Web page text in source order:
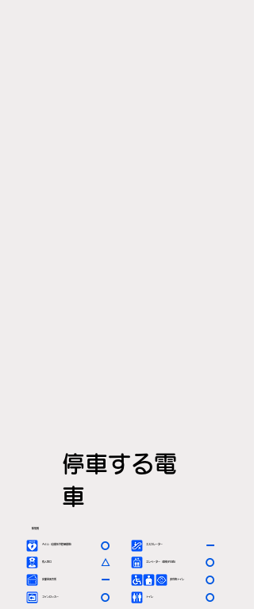
停車する電
車
駅情報
ＡＥＤ（自動体外除細動器）
有人窓口
定期券発売所
エスカレーター
エレベーター（車椅子対応）
多目的トイレ
〇
△
ー
ー
〇
〇
コインロッカー トイレ
〇 〇